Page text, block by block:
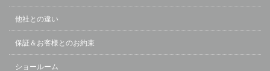
他社との違い
保証＆お客様とのお約束
ショールーム